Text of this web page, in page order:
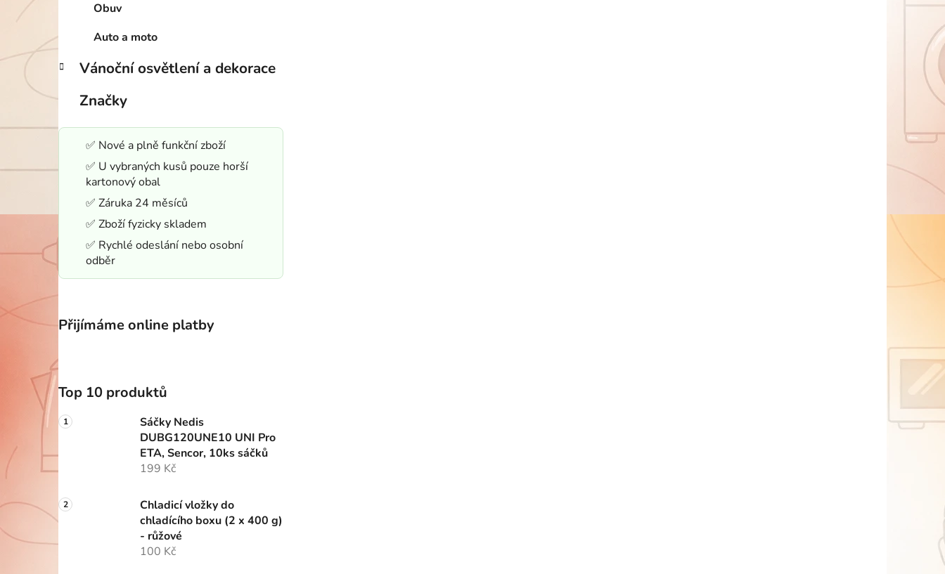
Obuv
Auto a moto
Vánoční osvětlení a dekorace
Značky
✅ Nové a plně funkční zboží
✅ U vybraných kusů pouze horší
kartonový obal
✅ Záruka 24 měsíců
✅ Zboží fyzicky skladem
✅ Rychlé odeslání nebo osobní
odběr
Přijímáme online platby
Top 10 produktů
Sáčky Nedis
DUBG120UNE10 UNI Pro
ETA, Sencor, 10ks sáčků
199 Kč
Chladicí vložky do
chladícího boxu (2 x 400 g)
- růžové
100 Kč